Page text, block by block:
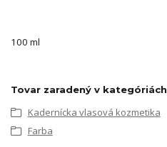
100 ml
Tovar zaradený v kategóriách
Kadernícka vlasová kozmetika
Farba